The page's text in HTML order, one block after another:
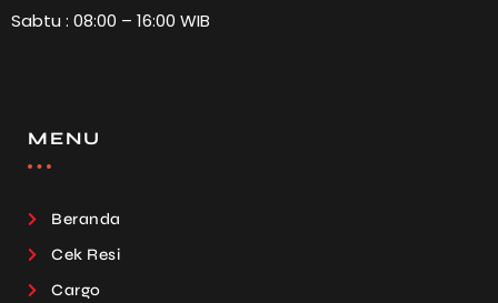
Sabtu : 08:00 – 16:00 WIB
MENU
Beranda
Cek Resi
Cargo